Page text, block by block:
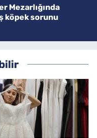
Mezarlığında
köpek sorunu